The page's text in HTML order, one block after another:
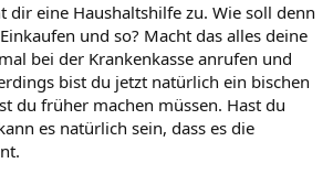
dir eine Haushaltshilfe zu. Wie soll denn
und so? Macht das alles deine
bei der Krankenkasse anrufen und
bist du jetzt natürlich ein bischen
du früher machen müssen. Hast du
es natürlich sein, dass es die